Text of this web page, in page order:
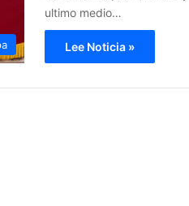
ultimo medio…
Lee Noticia »